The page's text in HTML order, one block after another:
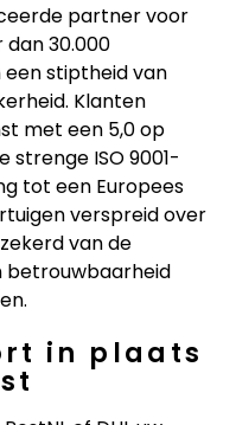
partner voor
30.000
stiptheid van
Klanten
met een 5,0 op
strenge ISO 9001-
tot een Europees
verspreid over
van de
betrouwbaarheid
in plaats